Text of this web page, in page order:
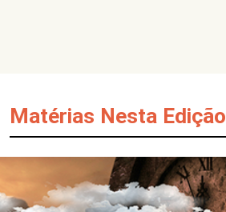
Matérias Nesta Edição